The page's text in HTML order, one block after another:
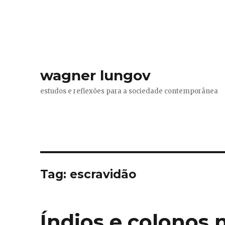
wagner lungov
estudos e reflexões para a sociedade contemporânea
Tag: escravidão